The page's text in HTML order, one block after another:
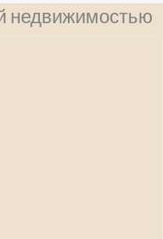
недвижимостью